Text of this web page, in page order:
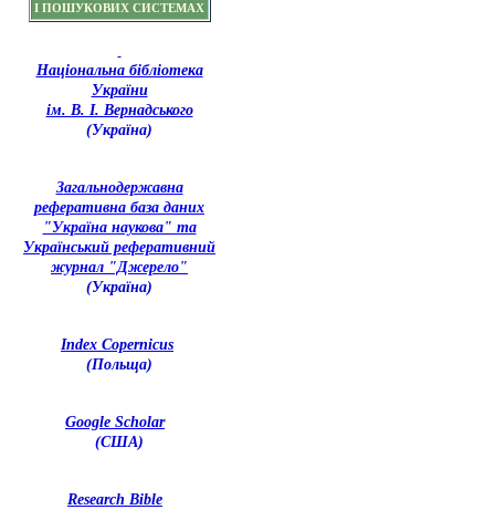
І ПОШУКОВИХ СИСТЕМАХ
Національна бібліотека
України
ім. В. І. Вернадського
(Україна)
Загальнодержавна
реферативна база даних
"Україна наукова" та
Український реферативний
журнал "Джерело"
(Україна)
Index Copernicus
(Польща)
Google Scholar
(США)
Research Bible